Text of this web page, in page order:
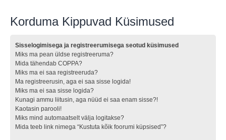
Korduma Kippuvad Küsimused
Sisselogimisega ja registreerumisega seotud küsimused
Miks ma pean üldse registreeruma?
Mida tähendab COPPA?
Miks ma ei saa registreeruda?
Ma registreerusin, aga ei saa sisse logida!
Miks ma ei saa sisse logida?
Kunagi ammu liitusin, aga nüüd ei saa enam sisse?!
Kaotasin parooli!
Miks mind automaatselt välja logitakse?
Mida teeb link nimega “Kustuta kõik foorumi küpsised”?